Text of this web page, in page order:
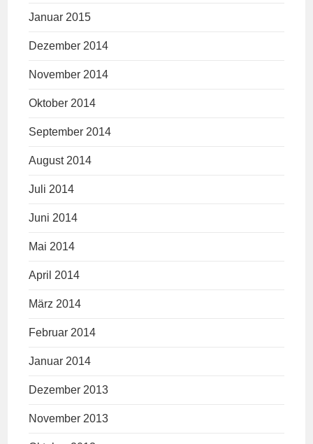
Januar 2015
Dezember 2014
November 2014
Oktober 2014
September 2014
August 2014
Juli 2014
Juni 2014
Mai 2014
April 2014
März 2014
Februar 2014
Januar 2014
Dezember 2013
November 2013